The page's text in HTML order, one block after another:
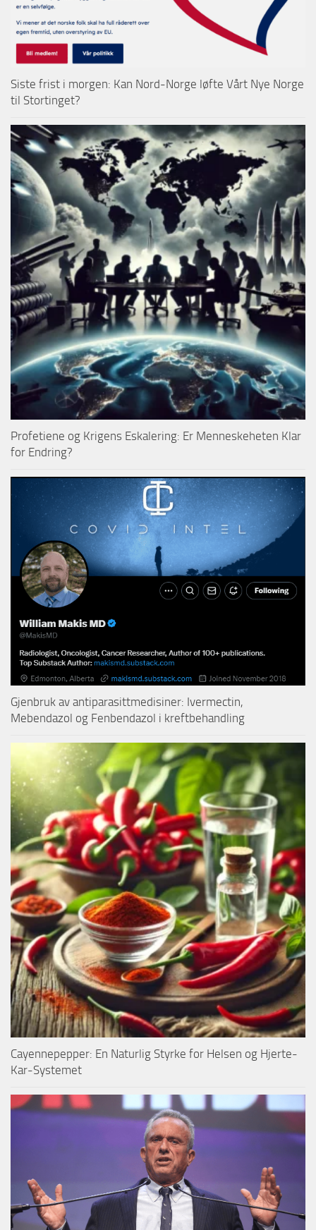
Siste frist i morgen: Kan Nord-Norge løfte Vårt Nye Norge
til Stortinget?
Profetiene og Krigens Eskalering: Er Menneskeheten Klar
for Endring?
Gjenbruk av antiparasittmedisiner: Ivermectin,
Mebendazol og Fenbendazol i kreftbehandling
Cayennepepper: En Naturlig Styrke for Helsen og Hjerte-
Kar-Systemet